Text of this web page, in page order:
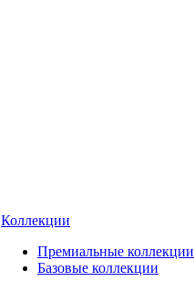
Коллекции
Премиальные коллекции
Базовые коллекции